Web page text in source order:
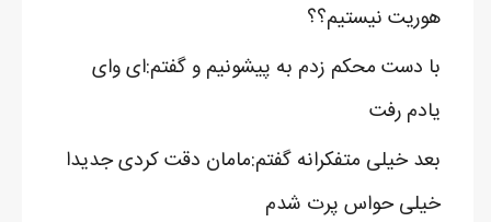
هوریت نیستیم؟؟
با دست محکم زدم به پیشونیم و گفتم:ای وای
یادم رفت
بعد خیلی متفکرانه گفتم:مامان دقت کردی جدیدا
خیلی حواس پرت شدم